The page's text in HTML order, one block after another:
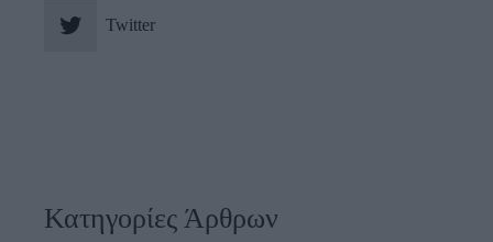
Twitter
Κατηγορίες Άρθρων